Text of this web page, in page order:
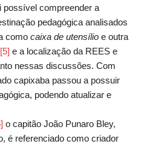
possível compreender a
pedagógica analisados
como caixa de utensílio e outra
[5] e a localização da REES e
nessas discussões. Com
capixaba passou a possuir
podendo atualizar e
o capitão João Punaro Bley,
é referenciado como criador